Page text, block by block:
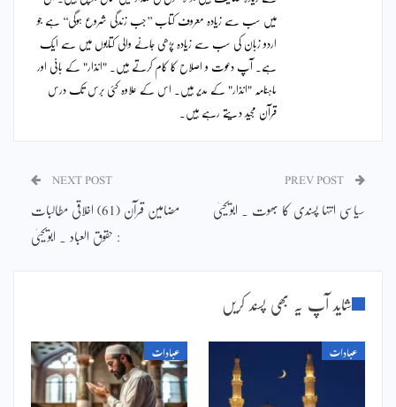
میں سب سے زیادہ معروف کتاب ’’جب زندگی شروع ہوگی‘‘ ہے جو
اردو زبان کی سب سے زیادہ پڑھی جانے والی کتابوں میں سے ایک
ہے۔ آپ دعوت و اصلاح کا کام کرتے ہیں۔ "انذار" کے بانی اور
ماہنامہ "انذار" کے مدیر ہیں۔ اس کے علاوہ کئی برس تک درس
قرآن مجید دیتے رہے ہیں۔
سیاسی انتہا پسندی کا بھوت ۔ ابویحییٰ
NEXT POST
مضامین قرآن (61) اخلاقی مطالبات
: حقوق العباد ۔ ابویحییٰ
شاید آپ یہ بھی پسند کریں
عبادات عبادات